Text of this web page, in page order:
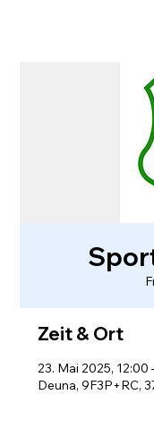
Zeit & Ort
23. Mai 2025, 12:00
Deuna, 9F3P+RC,